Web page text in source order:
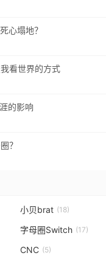
心塌地？
看世界的方式
的影响
？
小贝brat (18)
字母圈Switch (17)
CNC (5)